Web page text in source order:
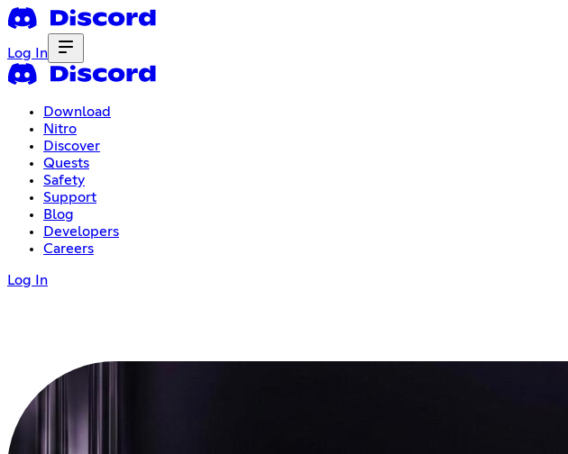
Log In
Download
Nitro
Discover
Quests
Safety
Support
Blog
Developers
Careers
Log In